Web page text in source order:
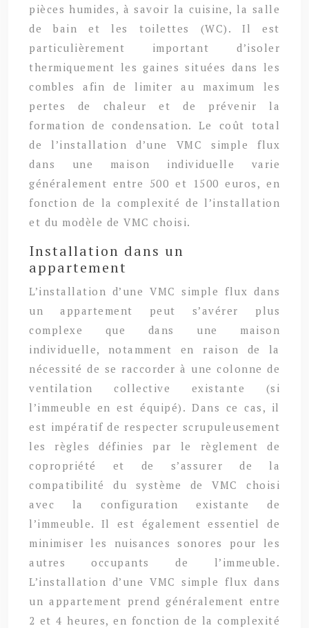
pièces humides, à savoir la cuisine, la salle
de bain et les toilettes (WC). Il est
particulièrement important d’isoler
thermiquement les gaines situées dans les
combles afin de limiter au maximum les
pertes de chaleur et de prévenir la
formation de condensation. Le coût total
de l’installation d’une VMC simple flux
dans une maison individuelle varie
généralement entre 500 et 1500 euros, en
fonction de la complexité de l’installation
et du modèle de VMC choisi.
Installation dans un
appartement
L’installation d’une VMC simple flux dans
un appartement peut s’avérer plus
complexe que dans une maison
individuelle, notamment en raison de la
nécessité de se raccorder à une colonne de
ventilation collective existante (si
l’immeuble en est équipé). Dans ce cas, il
est impératif de respecter scrupuleusement
les règles définies par le règlement de
copropriété et de s’assurer de la
compatibilité du système de VMC choisi
avec la configuration existante de
l’immeuble. Il est également essentiel de
minimiser les nuisances sonores pour les
autres occupants de l’immeuble.
L’installation d’une VMC simple flux dans
un appartement prend généralement entre
2 et 4 heures, en fonction de la complexité